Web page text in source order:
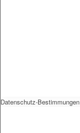
Datenschutz-Bestimmungen